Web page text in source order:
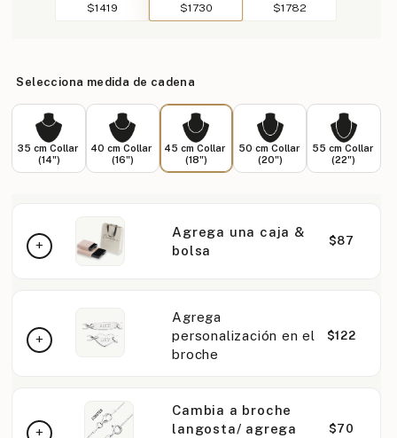
$1419
$1730
$1782
Selecciona medida de cadena
35 cm Collar
(14")
40 cm Collar
(16")
45 cm Collar
(18")
50 cm Collar
(20")
55 cm Collar
(22")
Agrega una caja &
bolsa
$87
Agrega
personalización en el
broche
$122
Cambia a broche
langosta/ agrega
$70